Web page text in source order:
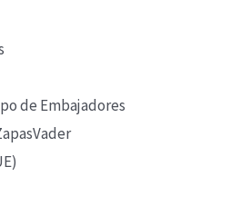
de Embajadores